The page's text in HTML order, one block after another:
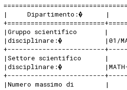
|     Dipartimento:�      |
|Gruppo scientifico
|disciplinare:�           |01/
+-------------------------
|Settore scientifico
|disciplinare:�
+-------------------------
|Numero massimo di